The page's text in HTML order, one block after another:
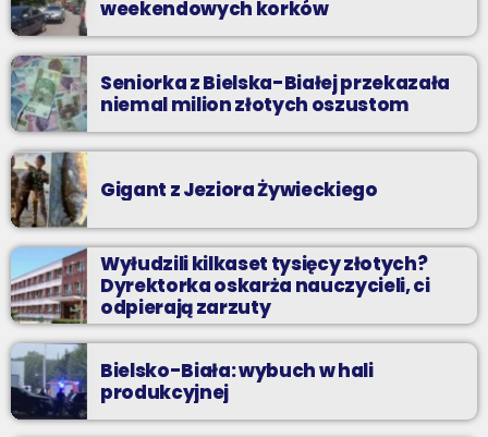
weekendowych korków
Seniorka z Bielska-Białej przekazała
niemal milion złotych oszustom
Gigant z Jeziora Żywieckiego
Wyłudzili kilkaset tysięcy złotych?
Dyrektorka oskarża nauczycieli, ci
odpierają zarzuty
Bielsko-Biała: wybuch w hali
produkcyjnej